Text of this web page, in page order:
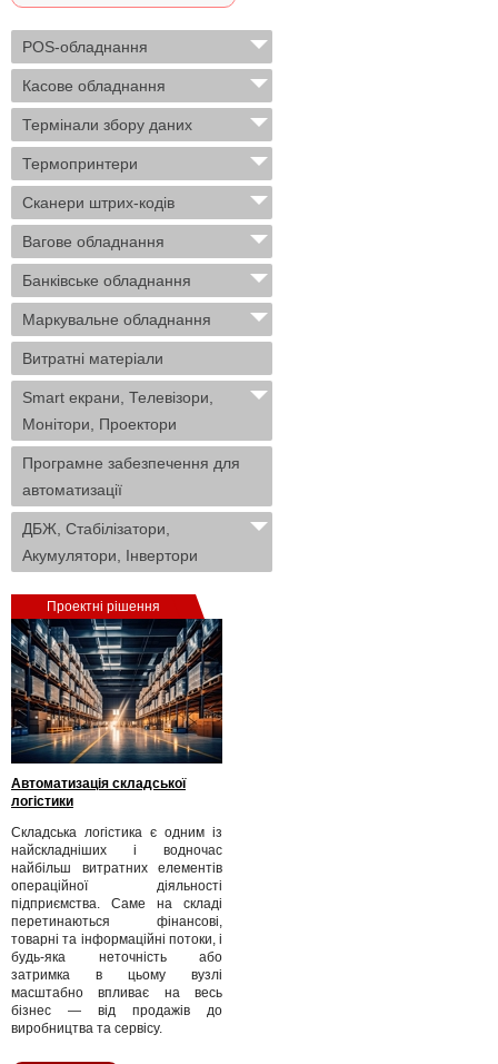
POS-обладнання
Касове обладнання
Термінали збору даних
Термопринтери
Сканери штрих-кодів
Вагове обладнання
Банківське обладнання
Маркувальне обладнання
Витратні матеріали
Smart екрани, Телевізори,
Монітори, Проектори
Програмне забезпечення для
автоматизації
ДБЖ, Стабілізатори,
Акумулятори, Інвертори
Проектні рішення
Автоматизація складської
логістики
Складська логістика є одним із
найскладніших і водночас
найбільш витратних елементів
операційної діяльності
підприємства. Саме на складі
перетинаються фінансові,
товарні та інформаційні потоки, і
будь-яка неточність або
затримка в цьому вузлі
масштабно впливає на весь
бізнес — від продажів до
виробництва та сервісу.